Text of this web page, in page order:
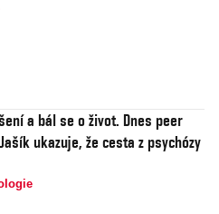
a bál se o život. Dnes peer
ukazuje, že cesta z psychózy